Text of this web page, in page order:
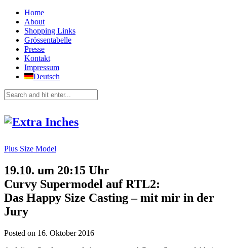
Home
About
Shopping Links
Grössentabelle
Presse
Kontakt
Impressum
Deutsch
Plus Size Model
19.10. um 20:15 Uhr
Curvy Supermodel auf RTL2:
Das Happy Size Casting – mit mir in der
Jury
Posted on 16. Oktober 2016